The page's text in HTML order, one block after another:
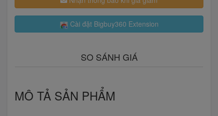
Cài đặt Bigbuy360 Extension
SO SÁNH GIÁ
MÔ TẢ SẢN PHẨM